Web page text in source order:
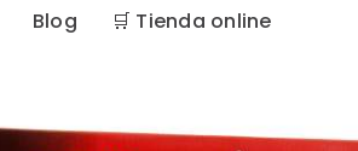
Blog 🛒 Tienda online